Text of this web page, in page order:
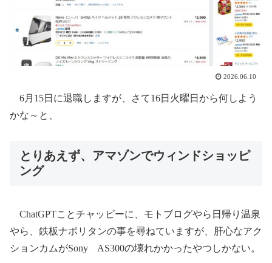
2026.06.10
6月15日に退職しますが、さて16日火曜日から何しよう
かな～と、
とりあえず、アマゾンでウィンドショッピ
ング
ChatGPTことチャッピーに、モトブログやら日帰り温泉
やら、鉄板ナポリタンの事を尋ねていますが、肝心なアク
ションカムがSony AS300の壊れかかったやつしかない。